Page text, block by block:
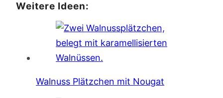
Weitere Ideen:
Walnuss Plätzchen mit Nougat